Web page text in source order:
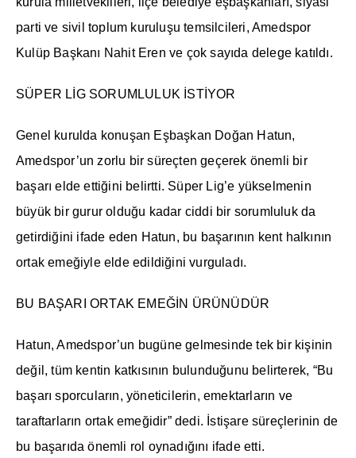
parti ve sivil toplum kuruluşu temsilcileri, Amedspor
Kulüp Başkanı Nahit Eren ve çok sayıda delege katıldı.
SÜPER LİG SORUMLULUK İSTİYOR
Genel kurulda konuşan Eşbaşkan Doğan Hatun,
Amedspor’un zorlu bir süreçten geçerek önemli bir
başarı elde ettiğini belirtti. Süper Lig’e yükselmenin
büyük bir gurur olduğu kadar ciddi bir sorumluluk da
getirdiğini ifade eden Hatun, bu başarının kent halkının
ortak emeğiyle elde edildiğini vurguladı.
BU BAŞARI ORTAK EMEĞİN ÜRÜNÜDÜR
Hatun, Amedspor’un bugüne gelmesinde tek bir kişinin
değil, tüm kentin katkısının bulunduğunu belirterek, “Bu
başarı sporcuların, yöneticilerin, emektarların ve
taraftarların ortak emeğidir” dedi. İstişare süreçlerinin de
bu başarıda önemli rol oynadığını ifade etti.